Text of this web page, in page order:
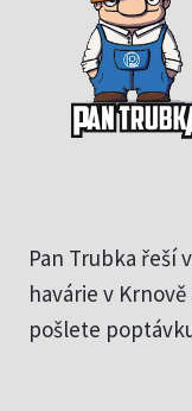
Pan Trubka řeší
havárie v
pošlete